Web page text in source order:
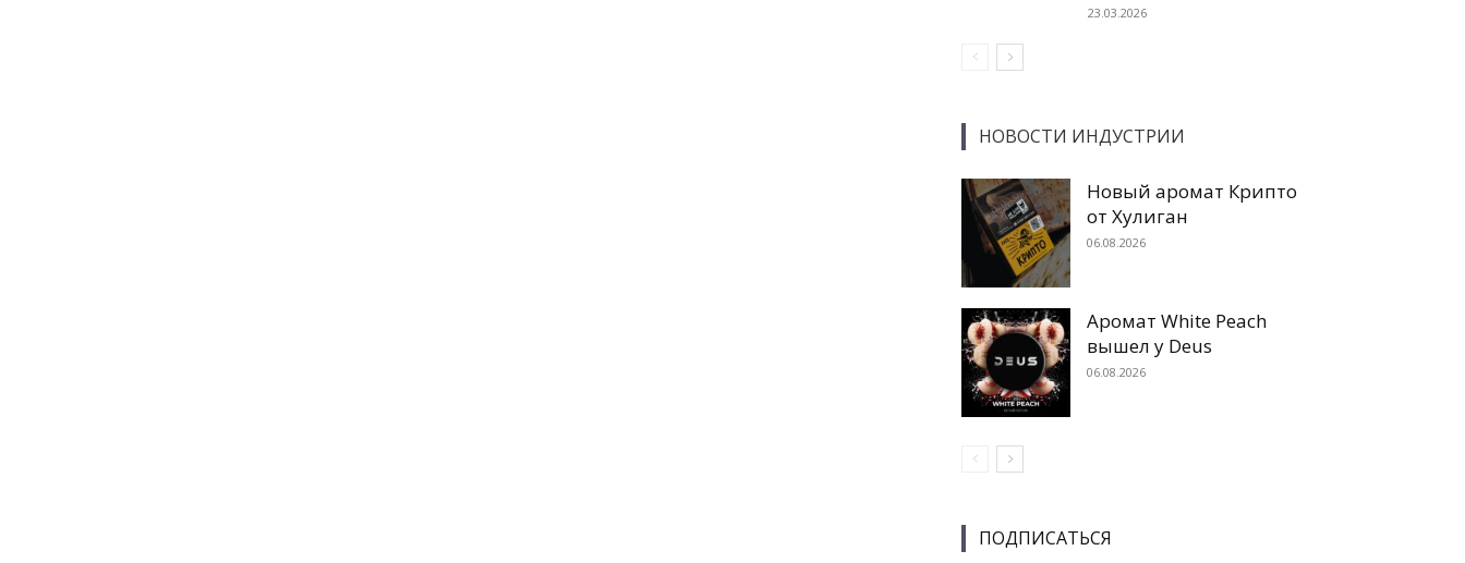
23.03.2026
НОВОСТИ ИНДУСТРИИ
Новый аромат Крипто
от Хулиган
06.08.2026
Аромат White Peach
вышел у Deus
06.08.2026
ПОДПИСАТЬСЯ